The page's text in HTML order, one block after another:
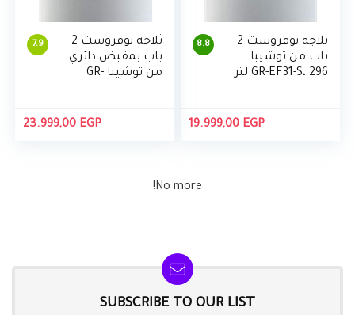
8.8
ثلاجة نوفروست 2
باب من توشيبا
GR-EF31-S، 296 لتر
19.999,00 EGP
7.9
ثلاجة نوفروست 2
باب بمقبض دائري
من توشيبا GR-
23.999,00 EGP
No more!
SUBSCRIBE TO OUR LIST